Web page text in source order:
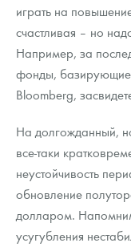
Монеты и жетоны из
Книги по нумизматике
играть на
счастливая – но
Например, за
фонды,
Bloomberg,
На долгожданный,
все-таки
неустойчивость
обновление
долларом.
усугубления